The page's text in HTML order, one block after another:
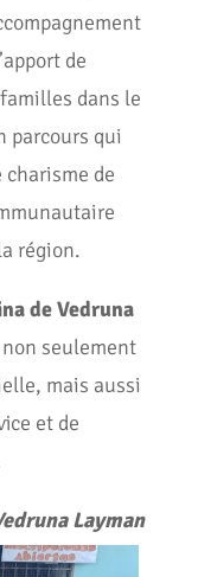
de
dans le
parcours qui
de
région.
de Vedruna
seulement
mais aussi
et de
Layman